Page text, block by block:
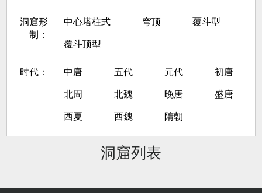
洞窟形
制：
中心塔柱式 穹顶 覆斗型
覆斗顶型
时代： 中唐 五代 元代 初唐
北周 北魏 晚唐 盛唐
西夏 西魏 隋朝
洞窟列表